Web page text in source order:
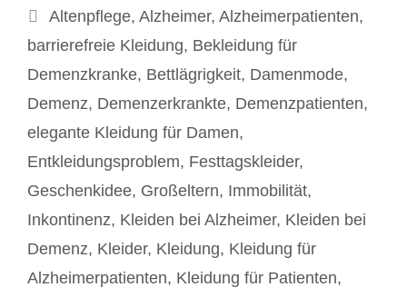
Schlagwörter
Altenpflege, Alzheimer, Alzheimerpatienten,
barrierefreie Kleidung, Bekleidung für
Demenzkranke, Bettlägrigkeit, Damenmode,
Demenz, Demenzerkrankte, Demenzpatienten,
elegante Kleidung für Damen,
Entkleidungsproblem, Festtagskleider,
Geschenkidee, Großeltern, Immobilität,
Inkontinenz, Kleiden bei Alzheimer, Kleiden bei
Demenz, Kleider, Kleidung, Kleidung für
Alzheimerpatienten, Kleidung für Patienten,